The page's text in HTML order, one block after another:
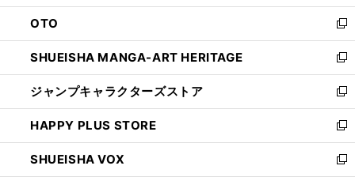
ウ
で
開
く
ン
ド
ウ
で
開
く
OTO
新
し
い
ウ
ィ
ン
ド
ウ
で
SHUEISHA MANGA-ART HERITAGE
新
し
い
ウ
ィ
ン
ド
ジャンプキャラクターズストア
新
し
い
ウ
ィ
HAPPY PLUS STORE
新
し
い
SHUEISHA VOX
新